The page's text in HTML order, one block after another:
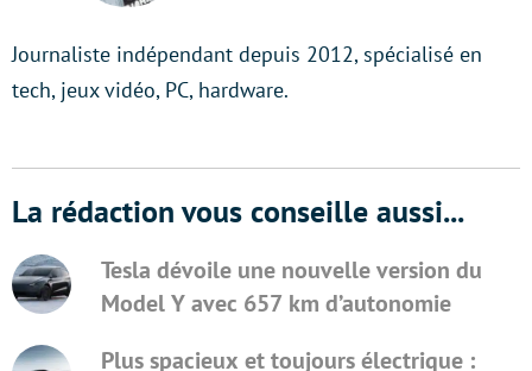
Journaliste indépendant depuis 2012, spécialisé en
tech, jeux vidéo, PC, hardware.
La rédaction vous conseille aussi...
Tesla dévoile une nouvelle version du
Model Y avec 657 km d’autonomie
Plus spacieux et toujours électrique :